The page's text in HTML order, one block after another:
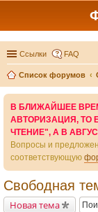
Ссылки FAQ
Список форумов
В БЛИЖАЙШЕЕ
АВТОРИЗАЦИЯ, ТО
ЧТЕНИЕ", А В
Вопросы и
соответствующую
Свободная
Новая тема